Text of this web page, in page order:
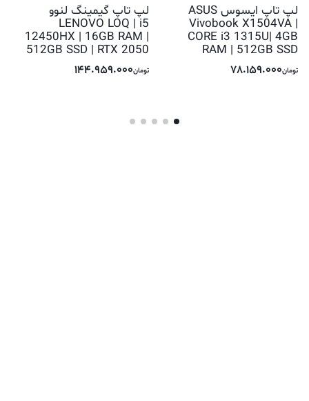
لپ تاپ ایسوس ASUS
Vivobook X1504VA |
CORE i3 1315U| 4GB
RAM | 512GB SSD
تومان78.159.000
لپ تاپ گیمینگ لنوو
LENOVO LOQ | i5
12450HX | 16GB RAM |
512GB SSD | RTX 2050
تومان144.959.000